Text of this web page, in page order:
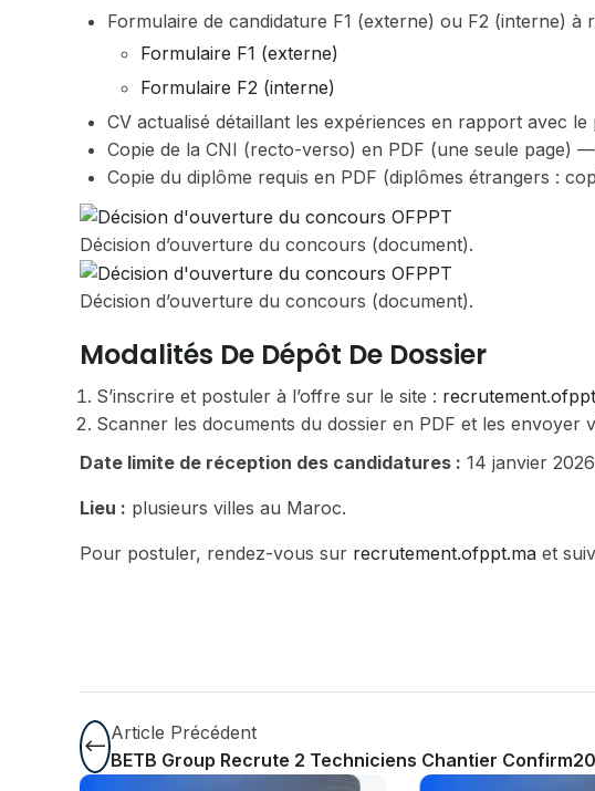
Formulaire de candidature F1 (externe) ou F2 (interne) à
Formulaire F1 (externe)
Formulaire F2 (interne)
CV actualisé détaillant les expériences en rapport avec le
Copie de la CNI (recto-verso) en PDF (une seule page)
Copie du diplôme requis en PDF (diplômes étrangers :
Décision d’ouverture du concours (document).
Décision d’ouverture du concours (document).
Modalités De Dépôt De Dossier
S’inscrire et postuler à l’offre sur le site :
Scanner les documents du dossier en PDF et les envoyer
Date limite de réception des candidatures : 14 janvier
Lieu : plusieurs villes au Maroc.
Pour postuler, rendez-vous sur recrutement.ofppt.ma et
Article Précédent
BETB Group Recrute 2 Techniciens Chantier Confirmés